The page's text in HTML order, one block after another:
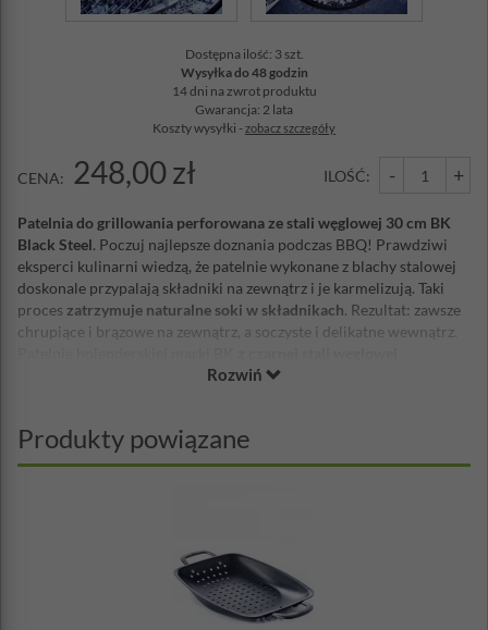
Dostępna ilość: 3 szt.
Wysyłka do 48 godzin
14 dni na zwrot produktu
Gwarancja: 2 lata
Koszty wysyłki -zobacz szczegóły
CENA: 248,00 zł ILOŚĆ: - +
Patelnia do grillowania perforowana ze stali węglowej 30 cm BK
Black Steel. Poczuj najlepsze doznania podczas BBQ! Prawdziwi
eksperci kulinarni wiedzą, że patelnie wykonane z blachy stalowej
doskonale przypalają składniki na zewnątrz i je karmelizują. Taki
proces zatrzymuje naturalne soki w składnikach. Rezultat: zawsze
chrupiące i brązowe na zewnątrz, a soczyste i delikatne wewnątrz.
nagrzewają się bardzo szybko i wydajnie. Smażenie mięsa jest łatwe
Czym dłużej ją użytkujesz tym staje się lepsza!
Im ciemniejsza robi się patelnia, tym lepsza jest
, co również poprawia właściwości
nieprzywierające. To naturalny proces, który sprawia, że ​​
. Ciesz się swoją patelnią przez długie lata,
Rozwiń
Produkty powiązane